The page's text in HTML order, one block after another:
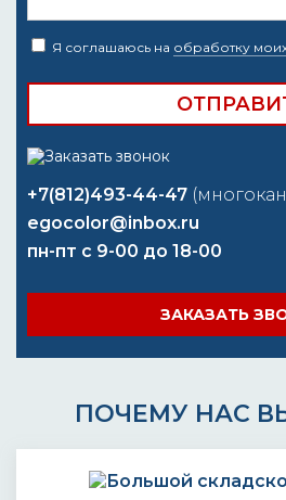
Я соглашаюсь на обработку
+7(812)493-44-47
egocolor@inbox.ru
пн-пт с 9-00 до 18-00
ЗАКАЗАТЬ
ПОЧЕМУ НАС